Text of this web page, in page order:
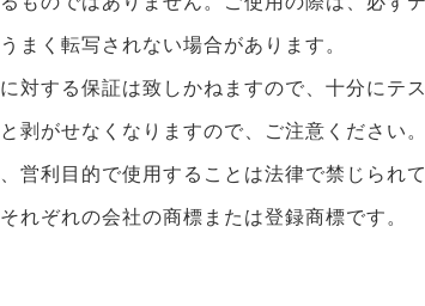
まく転写されない場合があります。
対する保証は致しかねますので、十分にテ
剥がせなくなりますので、ご注意ください。
営利目的で使用することは法律で禁じられて
れぞれの会社の商標または登録商標です。